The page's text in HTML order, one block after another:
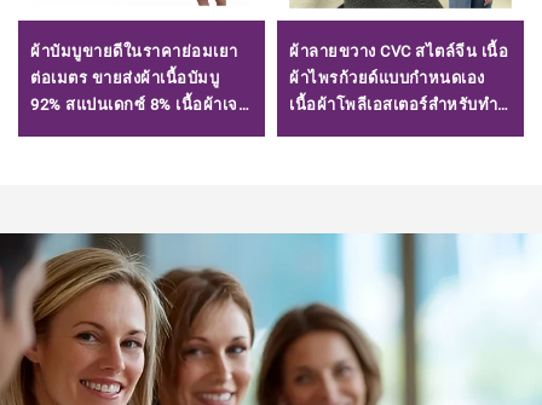
ผ้าบัมบูขายดีในราคาย่อมเยา
ต่อเมตร ขายส่งผ้าเนื้อบัมบู
92% สแปนเดกซ์ 8% เนื้อผ้าเจร์
ผ้าลายขวาง CVC สไตล์จีน เนื้อ
ผ้าไพรก้วยด์แบบกำหนดเอง
เนื้อผ้าโพลีเอสเตอร์สำหรับทำ